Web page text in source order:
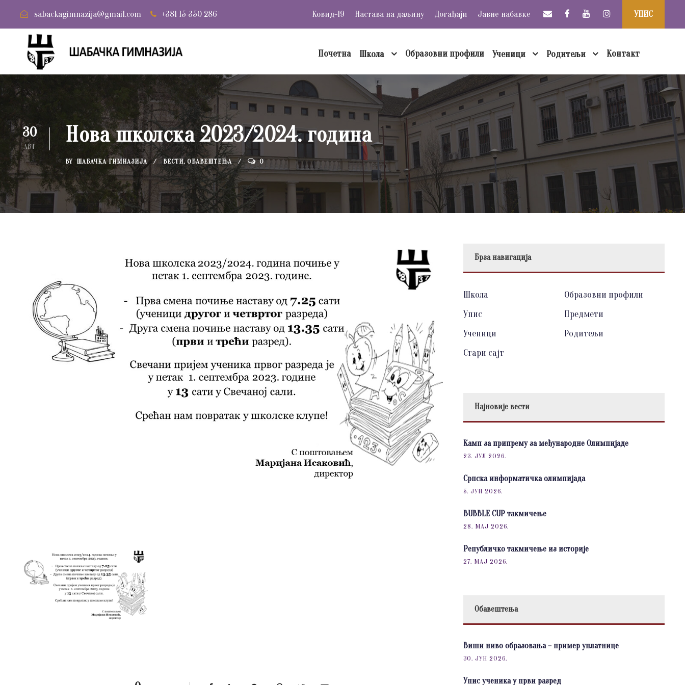
sabackagimnazija@gmail.com +381 15 350 286 Ковид-19 Настава на даљину Догађаји Јавне набавке УПИС
Почетна Школа Образовни профили Ученици Родитељи Контакт
30
АВГ Нова школска 2023/2024. година
BY ШАБАЧКА ГИМНАЗИЈА ВЕСТИ, ОБАВЕШТЕЊА 0
Брза навигација
Школа
Образовни профили
Упис
Предмети
Ученици
Родитељи
Стари сајт
Најновије вести
Камп за припрему за међународне Олимпијаде
23. ЈУЛ 2026.
Српска информатичка олимпијада
5. ЈУН 2026.
BUBBLE CUP такмичење
28. МАЈ 2026.
Републичко такмичење из историје
27. МАЈ 2026.
Обавештења
Виши ниво образовања – пример уплатнице
30. ЈУН 2026.
Упис ученика у први разред